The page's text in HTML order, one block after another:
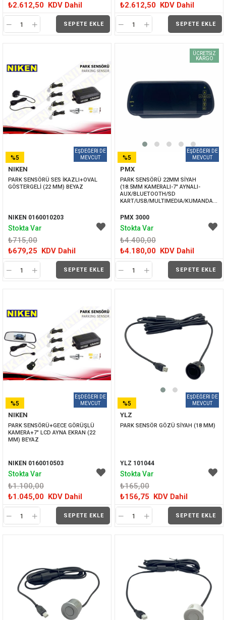
₺2.612,50 KDV Dahil
SEPETE EKLE
₺2.612,50 KDV Dahil
SEPETE EKLE
NIKEN
PARK SENSÖRÜ SES İKAZLI+OVAL
GÖSTERGELİ (22 MM) BEYAZ
NIKEN 0160010203
₺715,00
₺679,25 KDV Dahil
SEPETE EKLE
%5
İNDIRIM
Stokta Var
PMX
PARK SENSÖRÜ 22MM SİYAH
(18.5MM KAMERALI-7" AYNALI-
AUX/BLUETOOTH/SD
KART/USB/MULTIMEDIA/KUMANDALI)
PMX 3000
₺4.400,00
₺4.180,00 KDV Dahil
SEPETE EKLE
%5
İNDIRIM
ÜCRETSIZ
KARGO
Stokta Var
NIKEN
PARK SENSÖRÜ+GECE GÖRÜŞLÜ
KAMERA+7" LCD AYNA EKRAN (22
MM) BEYAZ
NIKEN 0160010503
₺1.100,00
₺1.045,00 KDV Dahil
SEPETE EKLE
%5
İNDIRIM
Stokta Var
YLZ
PARK SENSÖR GÖZÜ SİYAH (18 MM)
YLZ 101044
₺165,00
₺156,75 KDV Dahil
SEPETE EKLE
%5
İNDIRIM
Stokta Var